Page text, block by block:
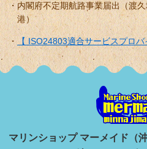
内閣府不定期航路事業届出（渡
港）
【 ISO24803適合サービスプロバ
マリンショップ マーメイド（